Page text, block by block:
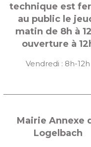
technique est
au public le
matin de 8h à
ouverture à
Vendredi : 8h-12h
Mairie Annexe
Logelbach